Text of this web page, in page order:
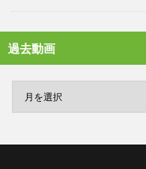
過去動画